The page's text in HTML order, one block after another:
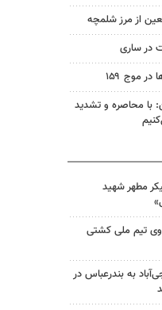
از مرز شلمچه
در ساری
موج ۱۵۹
با محاصره و تشدید
مطهر شهید
تیم ملی کشتی
به بندرعباس در